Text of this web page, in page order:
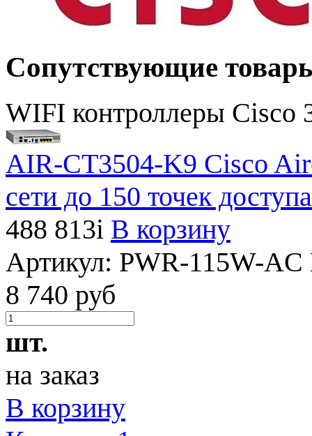
Сопутствующие
WIFI контроллеры Cisco
AIR-CT3504-K9 Cisco
сети до 150 точек доступа
488 813i В корзину
Артикул: PWR-115W-AC
8 740 руб
шт.
на заказ
В корзину